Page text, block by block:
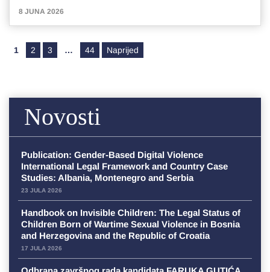
8 JUNA 2026
Posts pagination
1 2 3 … 44 Naprijed
Novosti
Publication: Gender-Based Digital Violence
International Legal Framework and Country Case
Studies: Albania, Montenegro and Serbia
23 JULA 2026
Handbook on Invisible Children: The Legal Status of
Children Born of Wartime Sexual Violence in Bosnia
and Herzegovina and the Republic of Croatia
17 JULA 2026